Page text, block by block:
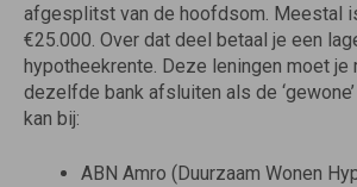
afgesplitst van de hoofdsom. Meestal
€25.000. Over dat deel betaal je een
hypotheekrente. Deze leningen moet je
dezelfde bank afsluiten als de
kan bij:
ABN Amro (Duurzaam Wonen